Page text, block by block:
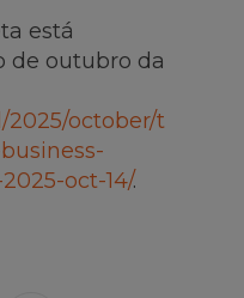
está
de outubro da
2025/october/t
oct-14/.